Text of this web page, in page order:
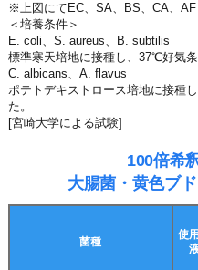
※上図にてEC、SA、BS、CA、AF
＜培養条件＞
E. coli、S. aureus、B. subtilis
標準寒天培地に接種し、37℃好気条
C. albicans、A. flavus
ポテトデキストロース培地に接種
た。
[宮崎大学による試験]
100倍希
大腸菌・黄色ブ
菌種
使